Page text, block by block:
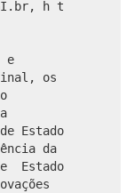
h t
e
os
Estado
da
Estado